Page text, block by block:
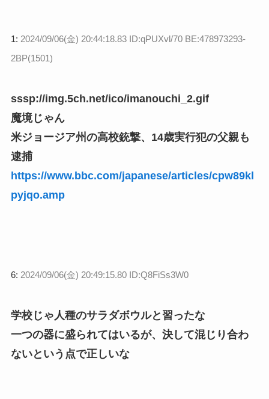
1: 2024/09/06(金) 20:44:18.83 ID:qPUXvl/70 BE:478973293-
2BP(1501)
sssp://img.5ch.net/ico/imanouchi_2.gif
魔境じゃん
米ジョージア州の高校銃撃、14歳実行犯の父親も
逮捕
https://www.bbc.com/japanese/articles/cpw89kl
pyjqo.amp
6: 2024/09/06(金) 20:49:15.80 ID:Q8FiSs3W0
学校じゃ人種のサラダボウルと習ったな
一つの器に盛られてはいるが、決して混じり合わ
ないという点で正しいな